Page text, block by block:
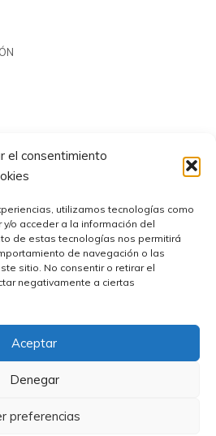
el consentimiento
utilizamos tecnologías como
o acceder a la información del
de estas tecnologías nos permitirá
de navegación o las
sitio. No consentir o retirar el
negativamente a ciertas
Aceptar
Denegar
preferencias
| CIF: B41194655